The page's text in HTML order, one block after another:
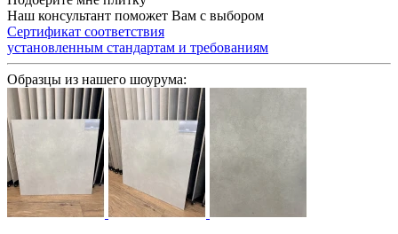
Наш консультант поможет Вам с выбором
Сертификат соответствия
установленным стандартам и требованиям
Образцы из нашего шоурума: